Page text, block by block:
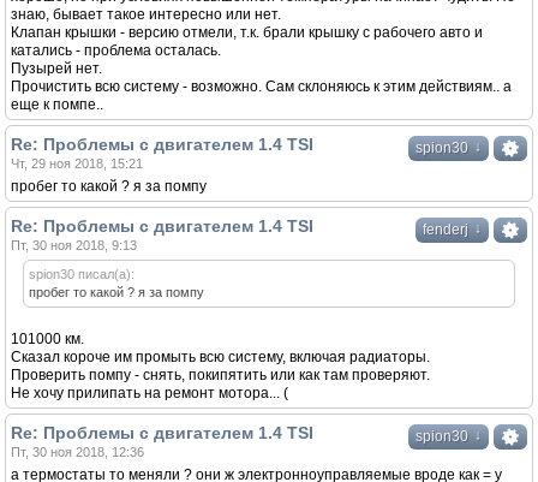
знаю, бывает такое интересно или нет.
Клапан крышки - версию отмели, т.к. брали крышку с рабочего авто и
катались - проблема осталась.
Пузырей нет.
Прочистить всю систему - возможно. Сам склоняюсь к этим действиям.. а
еще к помпе..
spion30 ↓
Re: Проблемы с двигателем 1.4 TSI
Чт, 29 ноя 2018, 15:21
пробег то какой ? я за помпу
fenderj ↓
Re: Проблемы с двигателем 1.4 TSI
Пт, 30 ноя 2018, 9:13
spion30 писал(а):
пробег то какой ? я за помпу
101000 км.
Сказал короче им промыть всю систему, включая радиаторы.
Проверить помпу - снять, покипятить или как там проверяют.
Не хочу прилипать на ремонт мотора... (
spion30 ↓
Re: Проблемы с двигателем 1.4 TSI
Пт, 30 ноя 2018, 12:36
а термостаты то меняли ? они ж электронноуправляемые вроде как = у